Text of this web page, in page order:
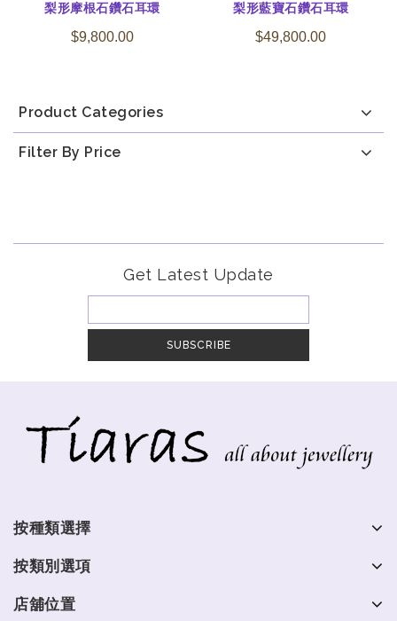
梨形摩根石鑽石耳環
$9,800.00
梨形藍寶石鑽石耳環
$49,800.00
Product Categories
Filter By Price
Get Latest Update
按種類選擇
按類別選項
店舖位置